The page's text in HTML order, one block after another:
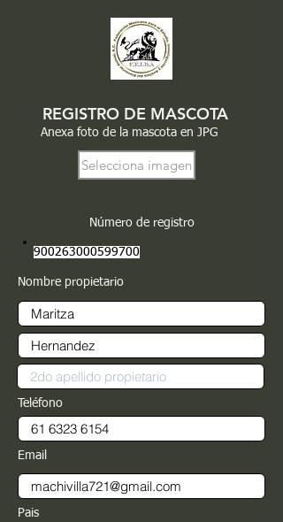
REGISTRO DE MASCOTA
Anexa foto de la mascota en JPG
Selecciona imagen
Número de registro
900263000599700
Nombre propietario
Teléfono
Email
Pais